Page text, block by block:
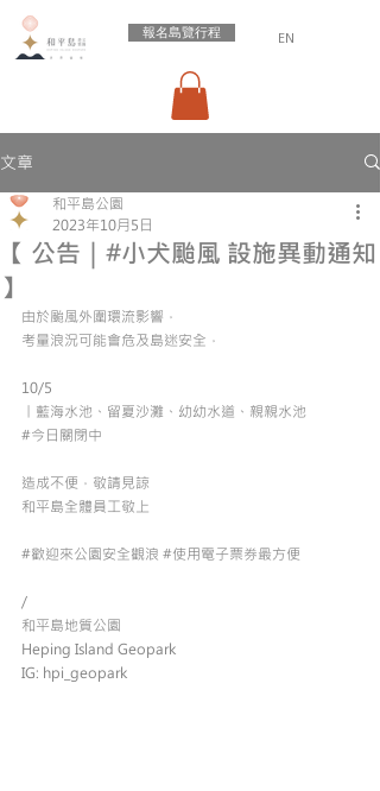
報名島覽行程 EN
文章
【 公告｜#小犬颱風 設施異動通知
】
和平島公園
2023年10月5日
由於颱風外圍環流影響，
考量浪況可能會危及島迷安全，
10/5
丨藍海水池、留夏沙灘、幼幼水道、親親水池
#今日關閉中
造成不便，敬請見諒
和平島全體員工敬上
#歡迎來公園安全觀浪 #使用電子票券最方便
/
和平島地質公園
Heping Island Geopark
IG: hpi_geopark